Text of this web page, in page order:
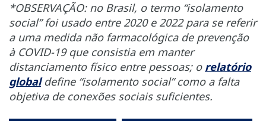
*OBSERVAÇÃO: no Brasil, o termo “isolamento
social” foi usado entre 2020 e 2022 para se referir
a uma medida não farmacológica de prevenção
à COVID-19 que consistia em manter
distanciamento físico entre pessoas; o relatório
globaldefine “isolamento social” como a falta
objetiva de conexões sociais suficientes.